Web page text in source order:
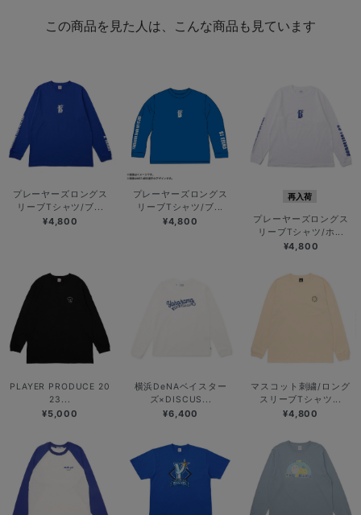
この商品を見た人は、こんな商品も見ています
プレーヤーズロングス
リーブTシャツ/ブ...
¥4,800
プレーヤーズロングス
リーブTシャツ/ブ...
¥4,800
再入荷
プレーヤーズロングス
リーブTシャツ/ホ...
¥4,800
PLAYER PRODUCE 20
23...
¥5,000
横浜DeNAベイスター
ズ×DISCUS...
¥6,400
マスコット刺繍/ロング
スリーブTシャツ...
¥4,800